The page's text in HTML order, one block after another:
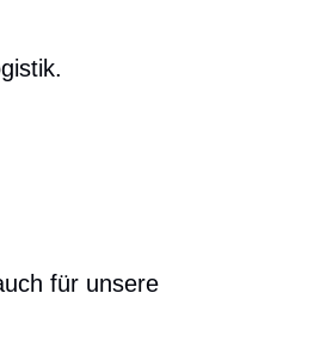
für unsere